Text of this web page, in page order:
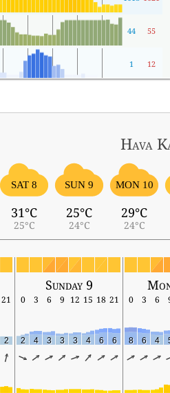
44 55
1 12
Hava
SAT 8
31°C
25°C
SUN 9
25°C
24°C
MON 10
29°C
24°C
Sunday 9
21 0 3 6 9 12 15 18 21 0 3 6
2 2 4 3 3 3 4 6 6 8 6 4